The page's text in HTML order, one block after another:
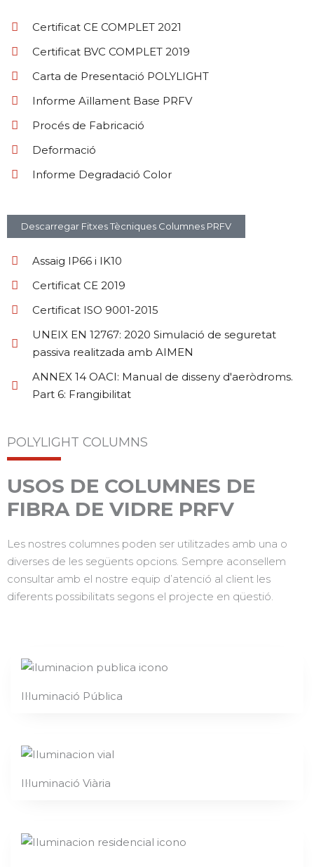
Certificat CE COMPLET 2021
Certificat BVC COMPLET 2019
Carta de Presentació POLYLIGHT
Informe Aïllament Base PRFV
Procés de Fabricació
Deformació
Informe Degradació Color
Descarregar Fitxes Tècniques Columnes PRFV
Assaig IP66 i IK10
Certificat CE 2019
Certificat ISO 9001-2015
UNEIX EN 12767: 2020 Simulació de seguretat
passiva realitzada amb AIMEN
ANNEX 14 OACI: Manual de disseny d'aeròdroms.
Part 6: Frangibilitat
POLYLIGHT COLUMNS
USOS DE COLUMNES DE
FIBRA DE VIDRE PRFV
Les nostres columnes poden ser utilitzades amb una o
diverses de les següents opcions. Sempre aconsellem
consultar amb el nostre equip d’atenció al client les
diferents possibilitats segons el projecte en qüestió.
Il·luminació Pública
Il·luminació Viària